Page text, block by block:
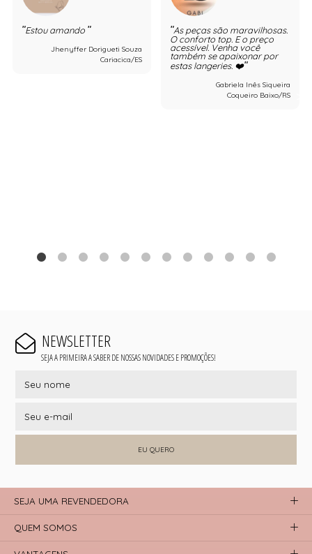
Estou amando
Jhenyffer Dorigueti Souza
Cariacica/ES
As peças são maravilhosas.
O conforto top. E o preço
acessível. Venha você
também se apaixonar por
estas langeries. ❤️
Gabriela Inês Siqueira
Coqueiro Baixo/RS
NEWSLETTER
SEJA A PRIMEIRA A SABER DE NOSSAS NOVIDADES E PROMOÇÕES!
EU QUERO
SEJA UMA REVENDEDORA
QUEM SOMOS